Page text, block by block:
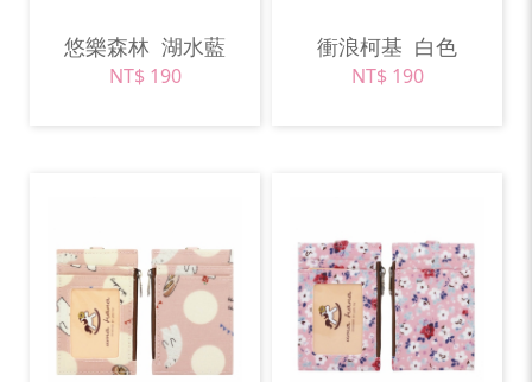
悠樂森林 湖水藍
NT$ 190
衝浪柯基 白色
NT$ 190